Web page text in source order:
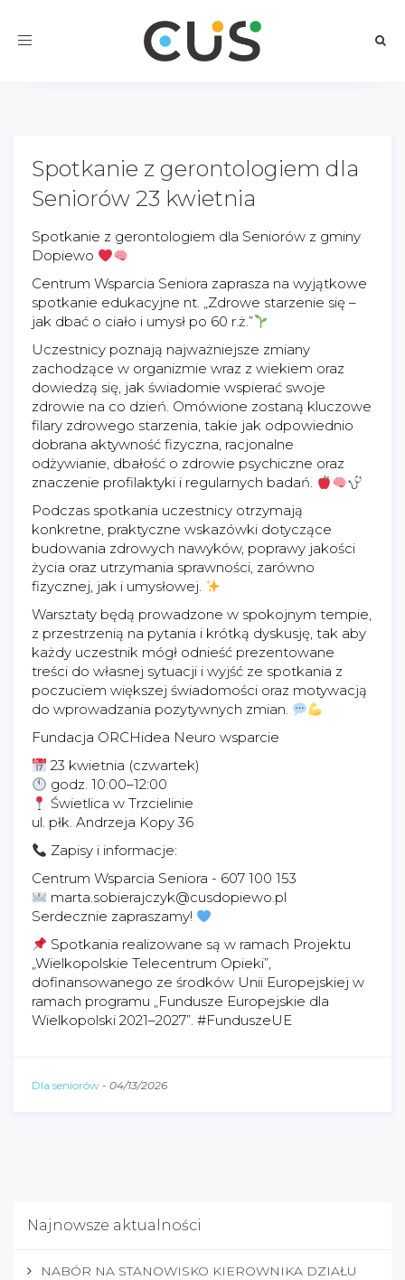
Toggle
Spotkanie z gerontologiem dla
Seniorów 23 kwietnia
Spotkanie z gerontologiem dla Seniorów z gminy
Dopiewo
Centrum Wsparcia Seniora zaprasza na wyjątkowe
spotkanie edukacyjne nt. „Zdrowe starzenie się –
jak dbać o ciało i umysł po 60 r.ż.”
Uczestnicy poznają najważniejsze zmiany
zachodzące w organizmie wraz z wiekiem oraz
dowiedzą się, jak świadomie wspierać swoje
zdrowie na co dzień. Omówione zostaną kluczowe
filary zdrowego starzenia, takie jak odpowiednio
dobrana aktywność fizyczna, racjonalne
odżywianie, dbałość o zdrowie psychiczne oraz
znaczenie profilaktyki i regularnych badań.
Podczas spotkania uczestnicy otrzymają
konkretne, praktyczne wskazówki dotyczące
budowania zdrowych nawyków, poprawy jakości
życia oraz utrzymania sprawności, zarówno
fizycznej, jak i umysłowej.
Warsztaty będą prowadzone w spokojnym tempie,
z przestrzenią na pytania i krótką dyskusję, tak aby
każdy uczestnik mógł odnieść prezentowane
treści do własnej sytuacji i wyjść ze spotkania z
poczuciem większej świadomości oraz motywacją
do wprowadzania pozytywnych zmian.
Fundacja ORCHidea Neuro wsparcie
23 kwietnia (czwartek)
godz. 10:00–12:00
Świetlica w Trzcielinie
ul. płk. Andrzeja Kopy 36
Zapisy i informacje:
Centrum Wsparcia Seniora - 607 100 153
marta.sobierajczyk@cusdopiewo.pl
Serdecznie zapraszamy!
Spotkania realizowane są w ramach Projektu
„Wielkopolskie Telecentrum Opieki”,
dofinansowanego ze środków Unii Europejskiej w
ramach programu „Fundusze Europejskie dla
Wielkopolski 2021–2027”. #FunduszeUE
Dla seniorów - 04/13/2026
Najnowsze aktualności
NABÓR NA STANOWISKO KIEROWNIKA DZIAŁU